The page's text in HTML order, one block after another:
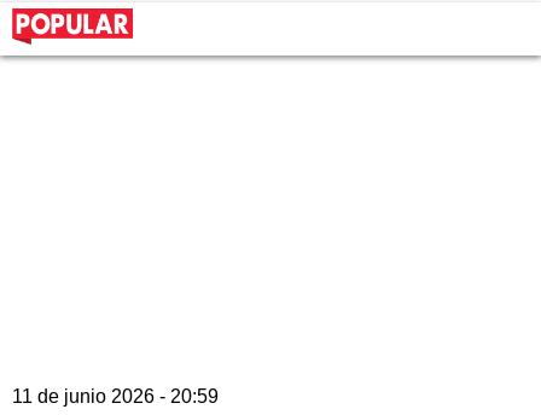
11 de junio 2026 - 20:59